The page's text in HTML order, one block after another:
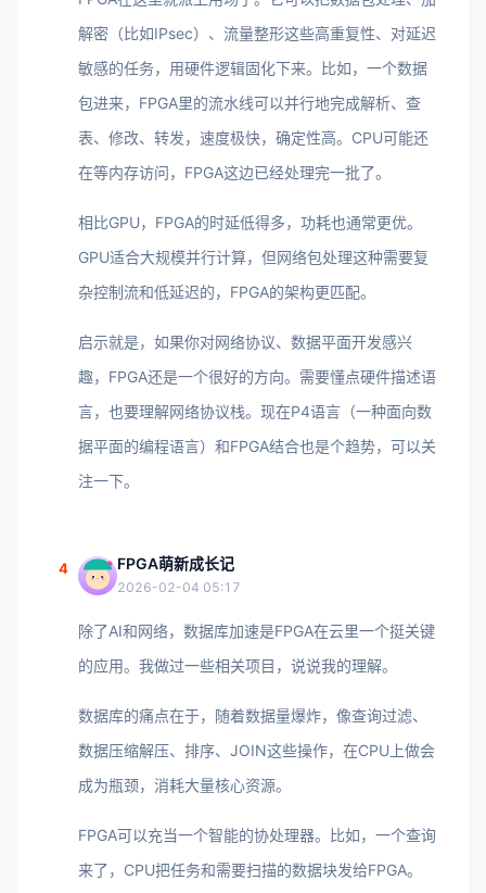
解密（比如IPsec）、流量整形这些高重复性、对延迟
敏感的任务，用硬件逻辑固化下来。比如，一个数据
包进来，FPGA里的流水线可以并行地完成解析、查
表、修改、转发，速度极快，确定性高。CPU可能还
在等内存访问，FPGA这边已经处理完一批了。
相比GPU，FPGA的时延低得多，功耗也通常更优。
GPU适合大规模并行计算，但网络包处理这种需要复
杂控制流和低延迟的，FPGA的架构更匹配。
启示就是，如果你对网络协议、数据平面开发感兴
趣，FPGA还是一个很好的方向。需要懂点硬件描述语
言，也要理解网络协议栈。现在P4语言（一种面向数
据平面的编程语言）和FPGA结合也是个趋势，可以关
注一下。
4 FPGA萌新成长记
2026-02-04 05:17
除了AI和网络，数据库加速是FPGA在云里一个挺关键
的应用。我做过一些相关项目，说说我的理解。
数据库的痛点在于，随着数据量爆炸，像查询过滤、
数据压缩解压、排序、JOIN这些操作，在CPU上做会
成为瓶颈，消耗大量核心资源。
FPGA可以充当一个智能的协处理器。比如，一个查询
来了，CPU把任务和需要扫描的数据块发给FPGA。